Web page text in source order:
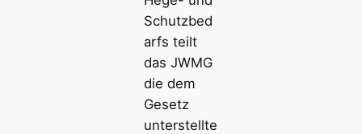
Schutzbed
arfs teilt
das JWMG
die dem
Gesetz
unterstellte